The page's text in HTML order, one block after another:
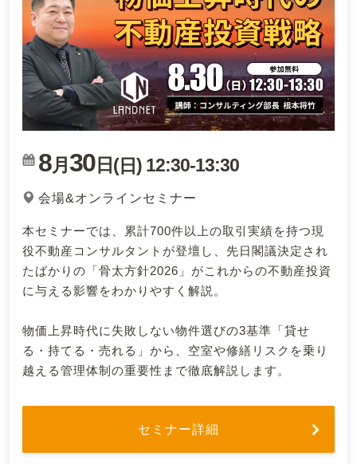
8月30日(日) 12:30-13:30
会場&オンラインセミナー
本セミナーでは、累計700件以上の取引実績を持つ現
役不動産コンサルタントが登壇し、先日閣議決定され
たばかりの「骨太方針2026」がこれからの不動産投資
に与える影響をわかりやすく解説。
物価上昇時代に失敗しない物件選びの3基準「貸せ
る・持てる・売れる」から、空室や修繕リスクを乗り
越える管理体制の重要性まで徹底解説します。
セミナー詳細